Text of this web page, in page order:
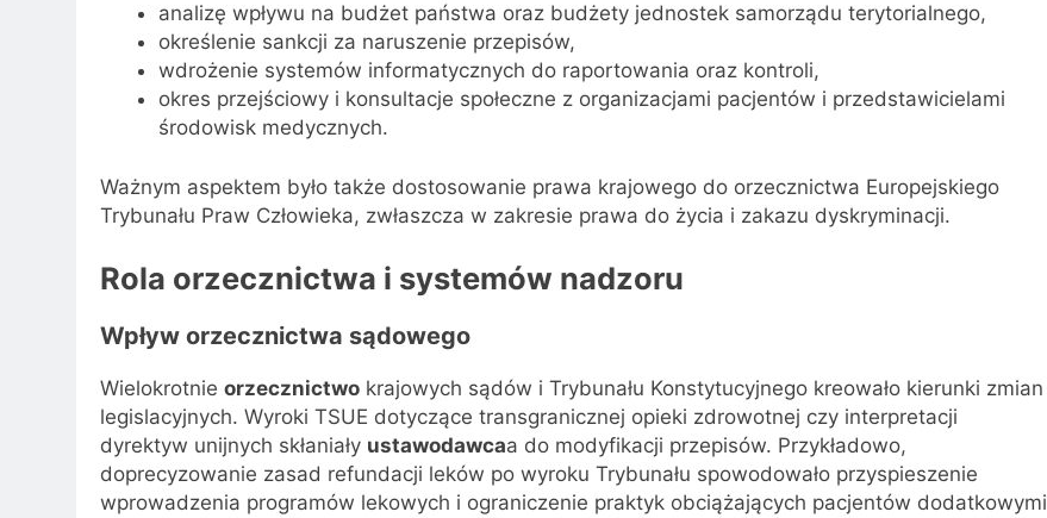
analizę wpływu na budżet państwa oraz budżety jednostek samorządu terytorialnego,
określenie sankcji za naruszenie przepisów,
wdrożenie systemów informatycznych do raportowania oraz kontroli,
okres przejściowy i konsultacje społeczne z organizacjami pacjentów i przedstawicielami
środowisk medycznych.
Ważnym aspektem było także dostosowanie prawa krajowego do orzecznictwa Europejskiego
Trybunału Praw Człowieka, zwłaszcza w zakresie prawa do życia i zakazu dyskryminacji.
Rola orzecznictwa i systemów nadzoru
Wpływ orzecznictwa sądowego
Wielokrotnie orzecznictwo krajowych sądów i Trybunału Konstytucyjnego kreowało kierunki zmian
legislacyjnych. Wyroki TSUE dotyczące transgranicznej opieki zdrowotnej czy interpretacji
dyrektyw unijnych skłaniały ustawodawcaa do modyfikacji przepisów. Przykładowo,
doprecyzowanie zasad refundacji leków po wyroku Trybunału spowodowało przyspieszenie
wprowadzenia programów lekowych i ograniczenie praktyk obciążających pacjentów dodatkowymi